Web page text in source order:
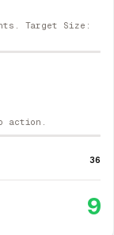
Target Size:
action.
36
9